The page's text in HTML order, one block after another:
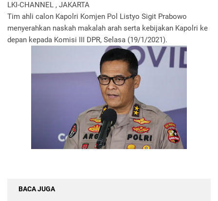
LKI-CHANNEL , JAKARTA
Tim ahli calon Kapolri Komjen Pol Listyo Sigit Prabowo
menyerahkan naskah makalah arah serta kebijakan Kapolri ke
depan kepada Komisi III DPR, Selasa (19/1/2021).
BACA JUGA